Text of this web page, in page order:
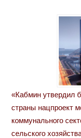
«Кабмин утвердил
страны нацпроект
коммунального
сельского